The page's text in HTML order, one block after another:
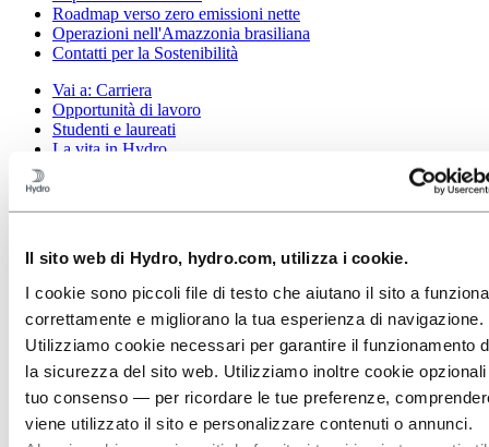
Il sito web di Hydro, hydro.com, utilizza i cookie.
I cookie sono piccoli file di testo che aiutano il sito a
correttamente e migliorano la tua esperienza di navigazione.
Utilizziamo cookie necessari per garantire il funzionamento
la sicurezza del sito web. Utilizziamo inoltre cookie
tuo consenso — per ricordare le tue preferenze,
viene utilizzato il sito e personalizzare contenuti o annunci.
Roadmap verso zero emissioni nette
Operazioni nell'Amazzonia brasiliana
Contatti per la Sostenibilità
Vai a: Carriera
Opportunità di lavoro
Studenti e laureati
La vita in Hydro
Percorso di reclutamento
Vai a:Investors
Investitori
Vai a:Media
Contatti per i media
Hydro in sintesi
Galleria multimediale
Informazioni su Hydro